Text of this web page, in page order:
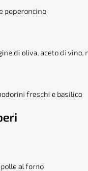
peperoncino
di oliva, aceto di vino,
freschi e basilico
al forno